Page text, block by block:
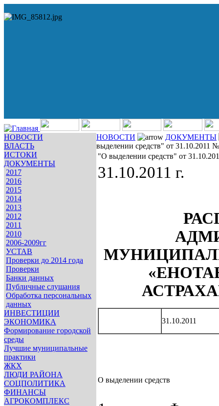
НОВОСТИ
ВЛАСТЬ
ИСТОКИ
ДОКУМЕНТЫ
2017
2016
2015
2014
2013
2012
2011
2010
2006-2009гг
УСТАВ
Проверки до 2014 года
Проверки
Банки данных
Публичные слушания
Обработка персональных
данных
ИНВЕСТИЦИИ
ЭКОНОМИКА
Формирование городской
среды
Лучшие муниципальные
практики
ЖКХ
ЛЮДИ РАЙОНА
СОЦПОЛИТИКА
ФИНАНСЫ
АГРОКОМПЛЕКС
НОВОСТИ
ДОКУМЕНТЫ
выделении средств" от 31.10.2011
"О выделении средств" от
31.10.2011 г.
31.10.2011
О выделении средств